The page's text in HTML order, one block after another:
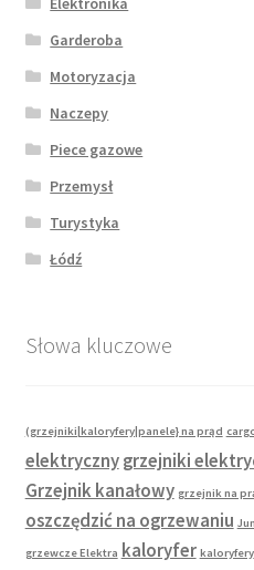
Garderoba
Motoryzacja
Naczepy
Piece gazowe
Przemysł
Turystyka
Łódź
Słowa kluczowe
(grzejniki|kaloryfery|panele} na prąd
elektryczny grzejniki
Grzejnik kanałowy grzejnik na
oszczędzić na ogrzewaniu
grzewcze Elektra kaloryfer kaloryfery